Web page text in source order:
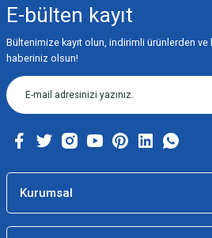
E-bülten kayıt
Bültenimize kayıt olun, indirimli ürünlerden
haberiniz olsun!
Kurumsal